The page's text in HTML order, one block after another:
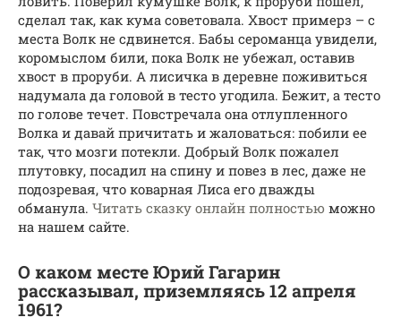
сделал так, как кума советовала. Хвост примерз – с
места Волк не сдвинется. Бабы сероманца увидели,
коромыслом били, пока Волк не убежал, оставив
хвост в проруби. А лисичка в деревне поживиться
надумала да головой в тесто угодила. Бежит, а тесто
по голове течет. Повстречала она отлупленного
Волка и давай причитать и жаловаться: побили ее
так, что мозги потекли. Добрый Волк пожалел
плутовку, посадил на спину и повез в лес, даже не
подозревая, что коварная Лиса его дважды
обманула. Читать сказку онлайн полностью можно
на нашем сайте.
О каком месте Юрий Гагарин
рассказывал, приземляясь 12 апреля
1961?